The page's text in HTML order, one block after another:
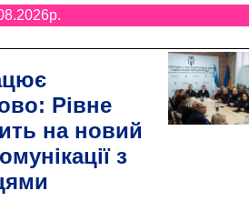
Рівне
на новий
з